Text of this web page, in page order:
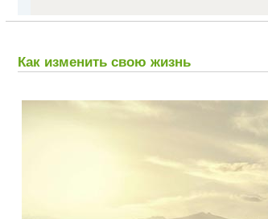
Как изменить свою жизнь